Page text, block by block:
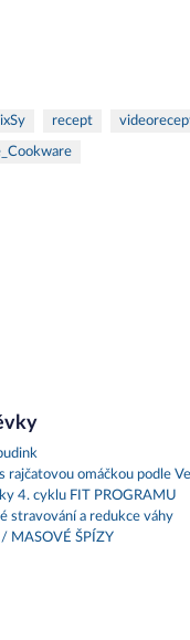
recept
rajčatovou omáčkou podle
4. cyklu FIT PROGRAMU
stravování a redukce váhy
MASOVÉ ŠPÍZY